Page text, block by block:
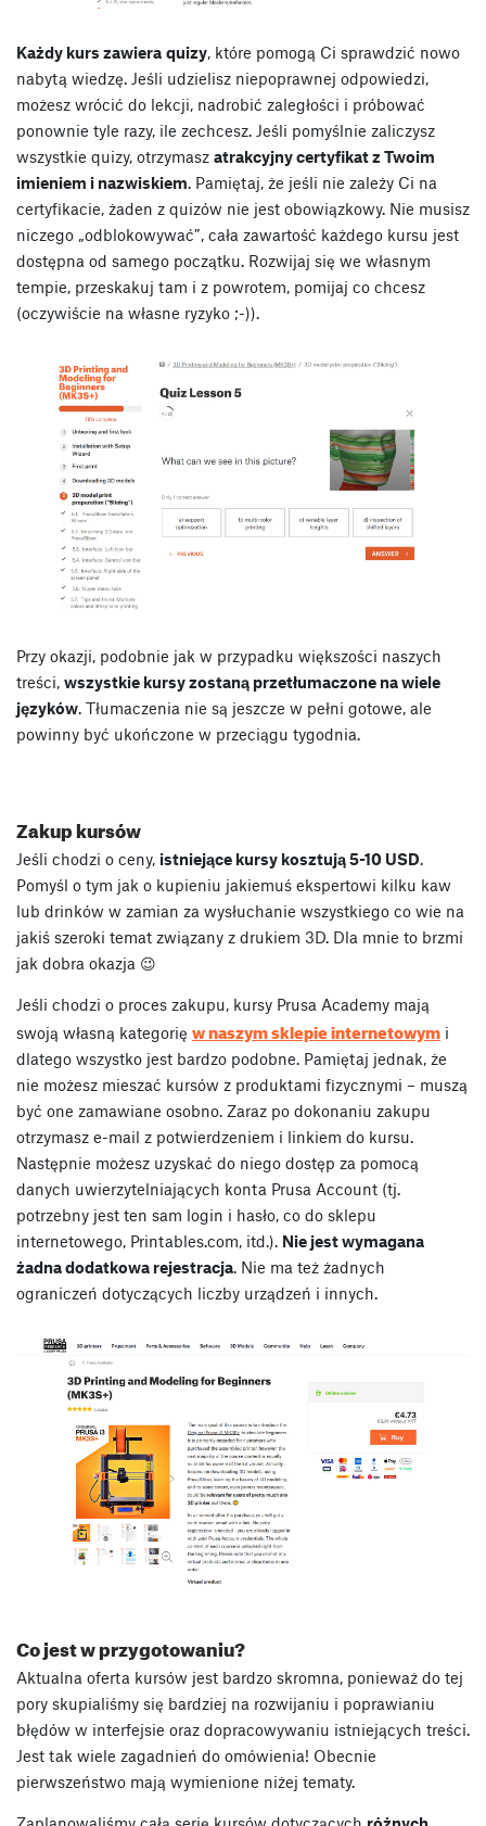
Każdy kurs zawiera quizy, które pomogą Ci sprawdzić nowo
nabytą wiedzę. Jeśli udzielisz niepoprawnej odpowiedzi,
możesz wrócić do lekcji, nadrobić zaległości i próbować
ponownie tyle razy, ile zechcesz. Jeśli pomyślnie zaliczysz
wszystkie quizy, otrzymasz atrakcyjny certyfikat z Twoim
imieniem i nazwiskiem. Pamiętaj, że jeśli nie zależy Ci na
certyfikacie, żaden z quizów nie jest obowiązkowy. Nie musisz
niczego „odblokowywać”, cała zawartość każdego kursu jest
dostępna od samego początku. Rozwijaj się we własnym
tempie, przeskakuj tam i z powrotem, pomijaj co chcesz
(oczywiście na własne ryzyko ;-)).
Przy okazji, podobnie jak w przypadku większości naszych
treści, wszystkie kursy zostaną przetłumaczone na wiele
języków . Tłumaczenia nie są jeszcze w pełni gotowe, ale
powinny być ukończone w przeciągu tygodnia.
Zakup kursów
Jeśli chodzi o ceny, istniejące kursy kosztują 5-10 USD
Pomyśl o tym jak o kupieniu jakiemuś ekspertowi kilku kaw
lub drinków w zamian za wysłuchanie wszystkiego co wie na
jakiś szeroki temat związany z drukiem 3D. Dla mnie to brzmi
jak dobra okazja 😉
Jeśli chodzi o proces zakupu, kursy Prusa Academy mają
swoją własną kategorię w naszym sklepie internetowym i
dlatego wszystko jest bardzo podobne. Pamiętaj jednak, że
nie możesz mieszać kursów z produktami fizycznymi – muszą
być one zamawiane osobno. Zaraz po dokonaniu zakupu
otrzymasz e-mail z potwierdzeniem i linkiem do kursu.
Następnie możesz uzyskać do niego dostęp za pomocą
danych uwierzytelniających konta Prusa Account (tj.
potrzebny jest ten sam login i hasło, co do sklepu
internetowego, Printables.com, itd.). Nie jest wymagana
żadna dodatkowa rejestracja . Nie ma też żadnych
ograniczeń dotyczących liczby urządzeń i innych.
Co jest w przygotowaniu?
Aktualna oferta kursów jest bardzo skromna, ponieważ do tej
pory skupialiśmy się bardziej na rozwijaniu i poprawianiu
błędów w interfejsie oraz dopracowywaniu istniejących treści.
Jest tak wiele zagadnień do omówienia! Obecnie
pierwszeństwo mają wymienione niżej tematy.